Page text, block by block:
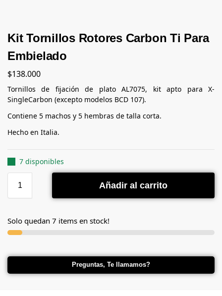
Kit Tornillos Rotores Carbon Ti Para
Embielado
$138.000
Tornillos de fijación de plato AL7075, kit apto para X-
SingleCarbon (excepto modelos BCD 107).
Contiene 5 machos y 5 hembras de talla corta.
Hecho en Italia.
7 disponibles
Añadir al carrito
Solo quedan 7 items en stock!
Preguntas, Te llamamos?